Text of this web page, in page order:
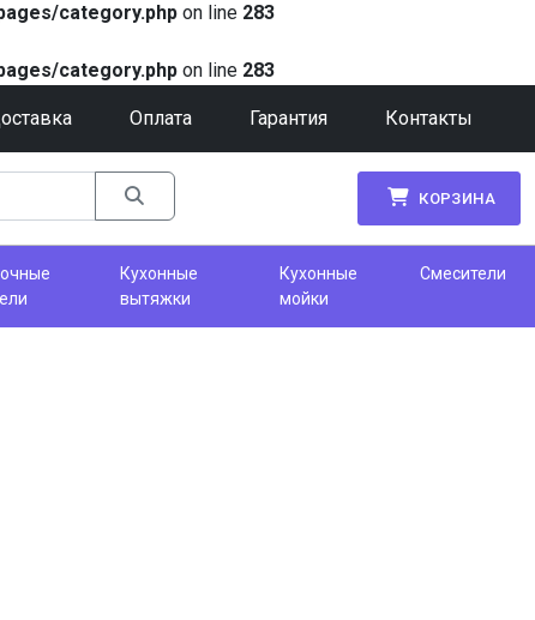
category.php on line 283
category.php on line 283
Оплата Гарантия Контакты
КОРЗИНА
Кухонные
вытяжки
Кухонные
мойки
Смесители